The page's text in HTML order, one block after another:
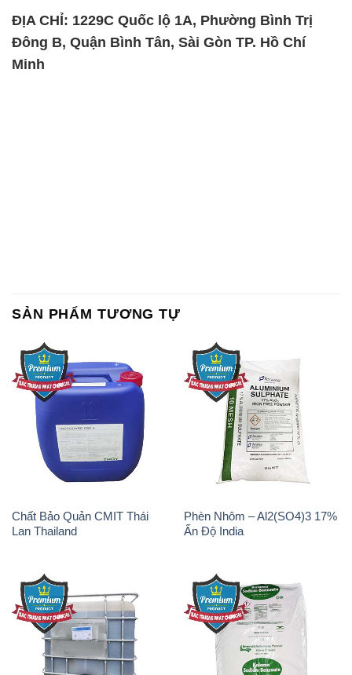
ĐỊA CHỈ: 1229C Quốc lộ 1A, Phường Bình Trị
Đông B, Quận Bình Tân, Sài Gòn TP. Hồ Chí
Minh
SẢN PHẨM TƯƠNG TỰ
Chất Bảo Quản CMIT Thái
Lan Thailand
Phèn Nhôm – Al2(SO4)3 17%
Ấn Độ India